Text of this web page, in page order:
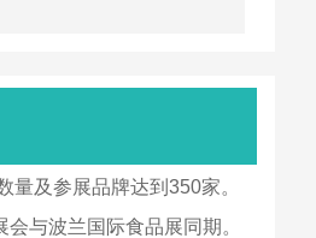
及参展品牌达到350家。
与波兰国际食品展同期。